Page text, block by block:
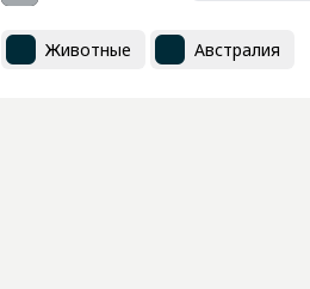
Животные Австралия